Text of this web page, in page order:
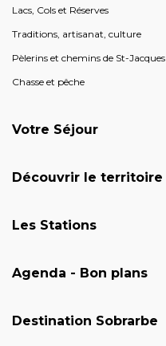
Lacs, Cols et Réserves
Traditions, artisanat, culture
Pèlerins et chemins de St-Jacques
Chasse et pêche
Votre Séjour
Découvrir le territoire
Les Stations
Agenda - Bon plans
Destination Sobrarbe